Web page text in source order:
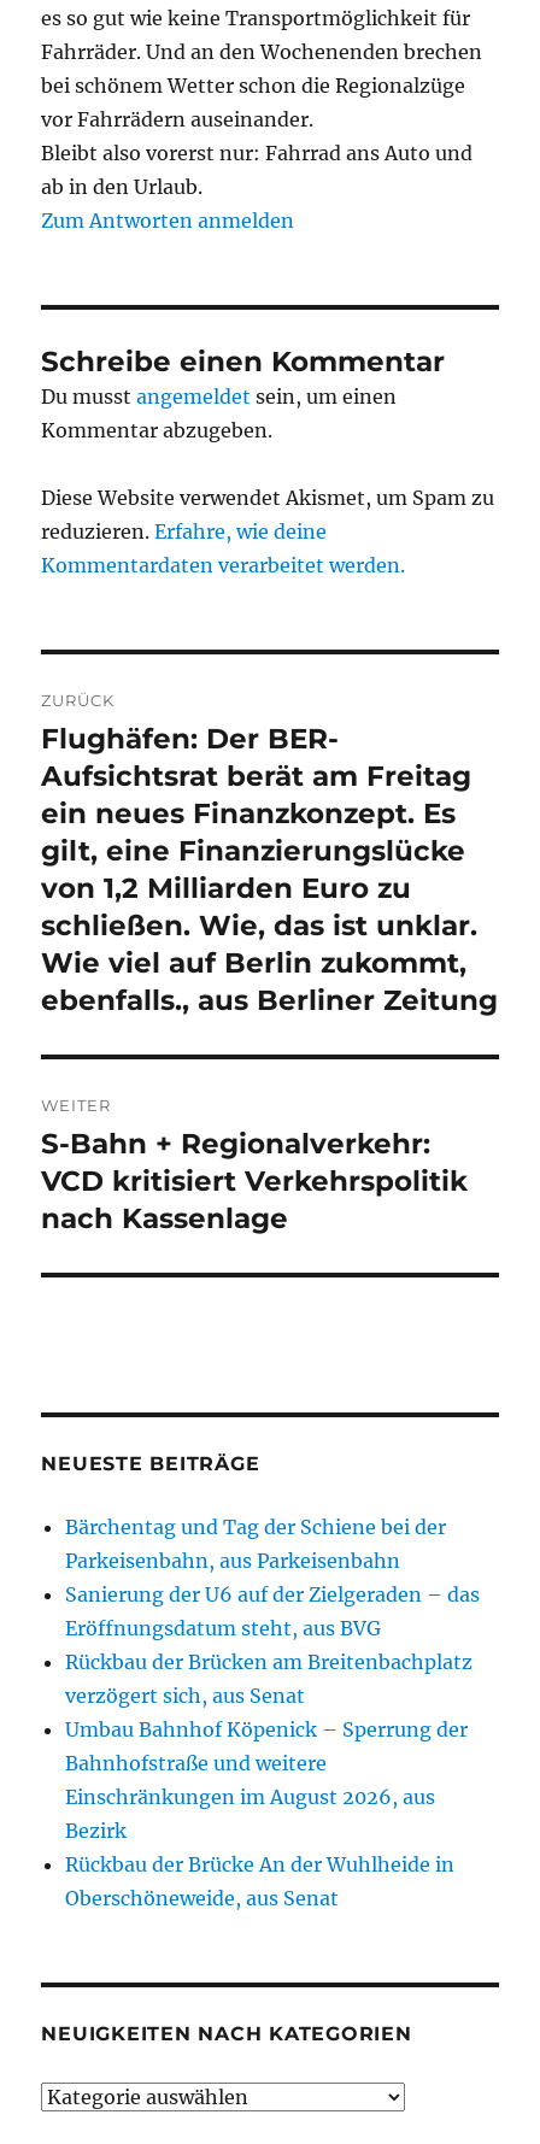
es so gut wie keine Transportmöglichkeit für
Fahrräder. Und an den Wochenenden brechen
bei schönem Wetter schon die Regionalzüge
vor Fahrrädern auseinander.
Bleibt also vorerst nur: Fahrrad ans Auto und
ab in den Urlaub.
Zum Antworten anmelden
Schreibe einen Kommentar
Du musstangemeldet sein, um einen
Kommentar abzugeben.
Diese Website verwendet Akismet, um Spam zu
reduzieren.Erfahre, wie deine
Kommentardaten verarbeitet werden.
ZURÜCK
Vorheriger
Beitrag:
Flughäfen: Der BER-
Aufsichtsrat berät am Freitag
ein neues Finanzkonzept. Es
gilt, eine Finanzierungslücke
von 1,2 Milliarden Euro zu
schließen. Wie, das ist unklar.
Wie viel auf Berlin zukommt,
ebenfalls., aus Berliner Zeitung
WEITER
Nächster
Beitrag:
S-Bahn + Regionalverkehr:
VCD kritisiert Verkehrspolitik
nach Kassenlage
NEUESTE BEITRÄGE
Bärchentag und Tag der Schiene bei der
Parkeisenbahn, aus Parkeisenbahn
Sanierung der U6 auf der Zielgeraden – das
Eröffnungsdatum steht, aus BVG
Rückbau der Brücken am Breitenbachplatz
verzögert sich, aus Senat
Umbau Bahnhof Köpenick – Sperrung der
Bahnhofstraße und weitere
Einschränkungen im August 2026, aus
Bezirk
Rückbau der Brücke An der Wuhlheide in
Oberschöneweide, aus Senat
NEUIGKEITEN NACH KATEGORIEN
Neuigkeiten